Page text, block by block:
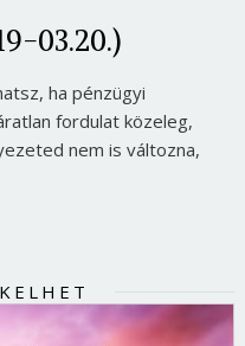
03.20.)
ha pénzügyi
fordulat közeleg,
nem is változna,